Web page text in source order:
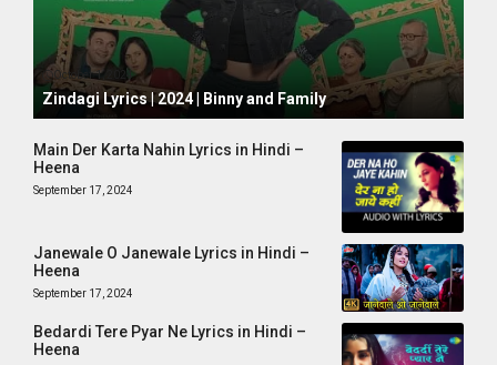
October 1, 2024
Zindagi Lyrics | 2024 | Binny and Family
Main Der Karta Nahin Lyrics in Hindi –
Heena
September 17, 2024
Janewale O Janewale Lyrics in Hindi –
Heena
September 17, 2024
Bedardi Tere Pyar Ne Lyrics in Hindi –
Heena